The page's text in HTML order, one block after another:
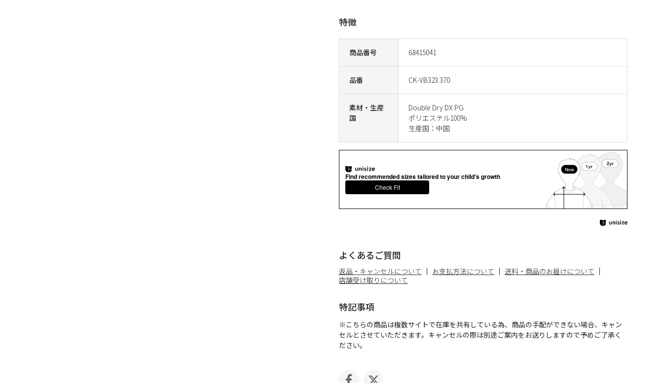
商品番号 68415041
品番 CK-VB323 370
素材・生産
国
Double Dry DX PG
ポリエステル100%
生産国：中国
特徴
よくあるご質問
返品・キャンセルについて お支払方法について
送料・商品のお届けについて
店舗受け取りについて
特記事項
※こちらの商品は複数サイトで在庫を共有している為、商品の手配ができない場合、キャン
セルとさせていただきます。キャンセルの際は別途ご案内をお送りしますので予めご了承く
ださい。
Find recommended sizes tailored to your child's growth
Check Fit